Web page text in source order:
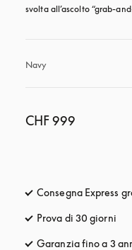
svolta all’ascolto “grab-
Navy
CHF 999
Consegna Express
Prova di 30 giorni
Garanzia fino a 3